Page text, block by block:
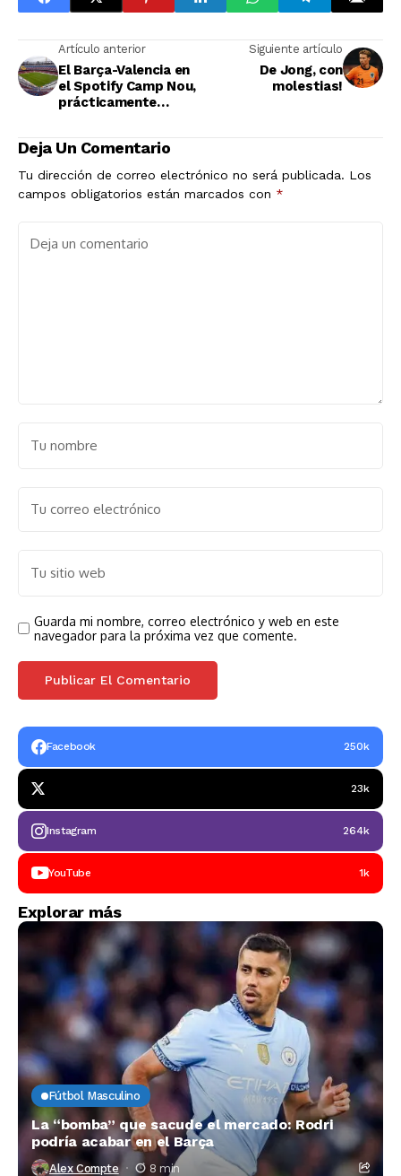
Artículo anterior
El Barça-Valencia en
el Spotify Camp Nou,
prácticamente
Siguiente artículo
De Jong, con
molestias!
Deja Un Comentario
Tu dirección de correo electrónico no será publicada. Los
campos obligatorios están marcados con *
Guarda mi nombre, correo electrónico y web en este
navegador para la próxima vez que comente.
Facebook 250k
23k
Instagram 264k
YouTube 1k
Explorar más
Fútbol Masculino
La “bomba” que sacude el mercado: Rodri
podría acabar en el Barça
Alex Compte 8 min